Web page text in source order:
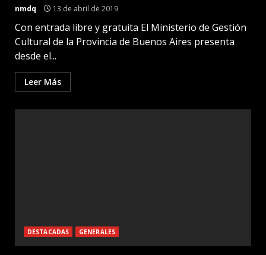
nmdq 13 de abril de 2019
Con entrada libre y gratuita El Ministerio de Gestión
Cultural de la Provincia de Buenos Aires presenta
desde el...
Leer Más
DESTACADAS GENERALES